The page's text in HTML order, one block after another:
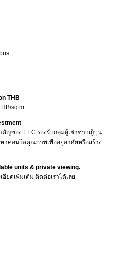
THB
sq.m.
คัญของ EEC รองรับกลุ่มผู้เช่าชาวญี่ปุ่น
าคอนโดคุณภาพเพื่ออยู่อาศัยหรือสร้าง
units & private viewing.
ยดเพิ่มเติม ติดต่อเราได้เลย